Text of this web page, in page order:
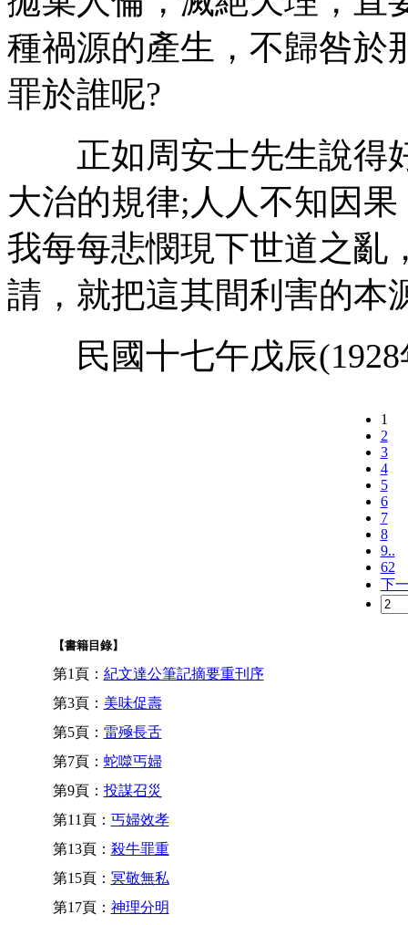
種禍源的產生，不歸咎於
罪於誰呢?
正如周安士先生說得
大治的規律;人人不知因
我每每悲憫現下世道之亂
請，就把這其間利害的本
民國十七午戊辰(1928
1
2
3
4
5
6
7
8
9..
62
下
【書籍目錄】
第1頁： 紀文達公筆記摘要重刊序
第3頁： 美味促壽
第5頁： 雷殛長舌
第7頁： 蛇噬丐婦
第9頁： 投謀召災
第11頁： 丐婦效孝
第13頁： 殺牛罪重
第15頁： 冥敬無私
第17頁： 神理分明